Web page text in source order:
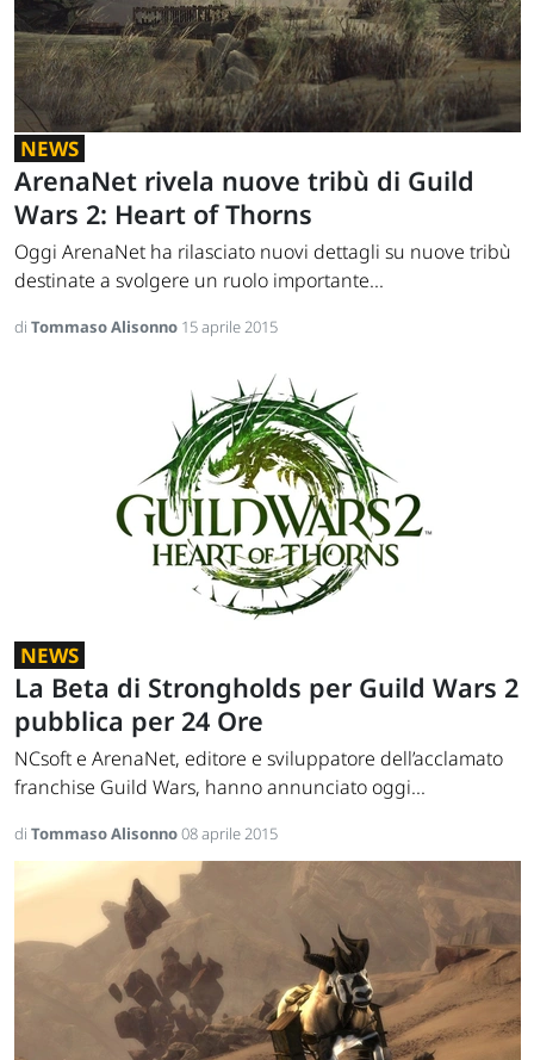
NEWS
ArenaNet rivela nuove tribù di Guild
Wars 2: Heart of Thorns
Oggi ArenaNet ha rilasciato nuovi dettagli su nuove tribù
destinate a svolgere un ruolo importante...
di Tommaso Alisonno 15 aprile 2015
NEWS
La Beta di Strongholds per Guild Wars 2
pubblica per 24 Ore
NCsoft e ArenaNet, editore e sviluppatore dell’acclamato
franchise Guild Wars, hanno annunciato oggi...
di Tommaso Alisonno08 aprile 2015